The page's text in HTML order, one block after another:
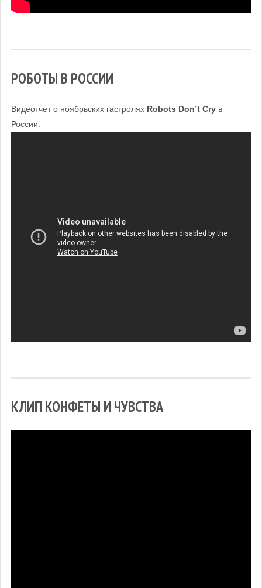
РОБОТЫ В РОССИИ
Видеотчет о ноябрьских гастролях Robots Don’t Cryв
России.
КЛИП КОНФЕТЫ И ЧУВСТВА